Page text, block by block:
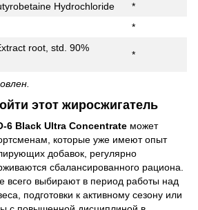
Hydrochloride
*
*
root, std. 90%
*
этот жиросжигатель
6 Black Ultra Concentrate может
которые уже имеют опыт
добавок, регулярно
сбалансированного рациона.
всего выбирают в период работы над
подготовки к активному сезону или